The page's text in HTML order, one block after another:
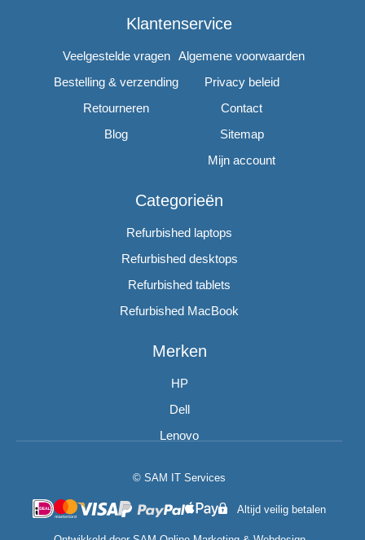
Klantenservice
Veelgestelde vragen
Bestelling & verzending
Retourneren
Blog
Algemene voorwaarden
Privacy beleid
Contact
Sitemap
Mijn account
Categorieën
Refurbished laptops
Refurbished desktops
Refurbished tablets
Refurbished MacBook
Merken
HP
Dell
Lenovo
© SAM IT Services
Altijd veilig betalen